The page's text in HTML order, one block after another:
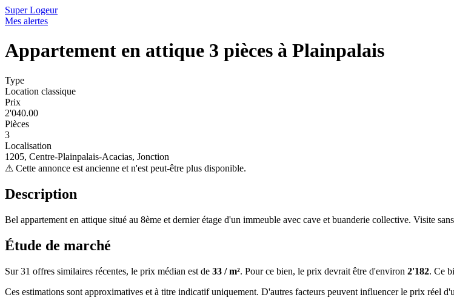
Super Logeur
Mes alertes
Appartement en attique 3 pièces à Plainpalais
Type
Location classique
Prix
2'040.00
Pièces
3
Localisation
1205, Centre-Plainpalais-Acacias, Jonction
⚠ Cette annonce est ancienne et n'est peut-être plus disponible.
Description
Bel appartement en attique situé au 8ème et dernier étage d'un immeuble avec cave et buanderie collective. Visite
Étude de marché
Sur 31 offres similaires récentes, le prix médian est de 33 / m². Pour ce bien, le prix devrait être d'environ 2'182. Ce
Ces estimations sont approximatives et à titre indicatif uniquement. D'autres facteurs peuvent influencer le prix réel